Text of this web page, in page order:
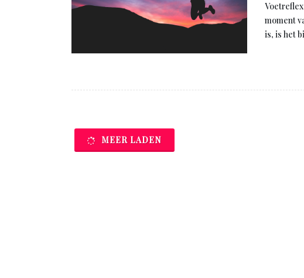
moment
is, is het
MEER LADEN